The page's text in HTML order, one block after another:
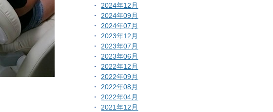
2024年12月
2024年09月
2024年07月
2023年12月
2023年07月
2023年06月
2022年12月
2022年09月
2022年08月
2022年04月
2021年12月